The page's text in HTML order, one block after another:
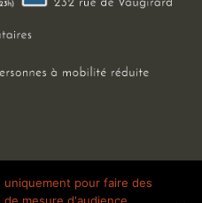
réservés | Mentions légales
pour faire des